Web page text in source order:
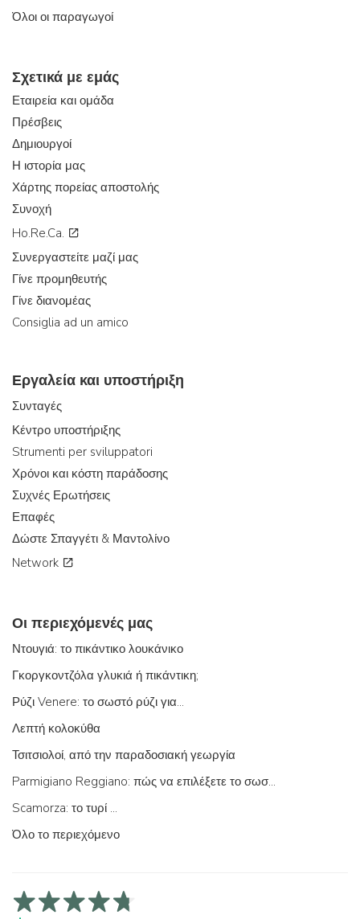
Όλοι οι παραγωγοί
Σχετικά με εμάς
Εταιρεία και ομάδα
Πρέσβεις
Δημιουργοί
Η ιστορία μας
Χάρτης πορείας αποστολής
Συνοχή
Ho.Re.Ca.
Συνεργαστείτε μαζί μας
Γίνε προμηθευτής
Γίνε διανομέας
Consiglia ad un amico
Εργαλεία και υποστήριξη
Συνταγές
Κέντρο υποστήριξης
Strumenti per sviluppatori
Χρόνοι και κόστη παράδοσης
Συχνές Ερωτήσεις
Επαφές
Δώστε Σπαγγέτι & Μαντολίνο
Network
Οι περιεχόμενές μας
Ντουγιά: το πικάντικο λουκάνικο
Γκοργκοντζόλα γλυκιά ή πικάντικη;
Ρύζι Venere: το σωστό ρύζι για...
Λεπτή κολοκύθα
Τσιτσιολοί, από την παραδοσιακή γεωργία
Parmigiano Reggiano: πώς να επιλέξετε το σωστό
Scamorza: το τυρί ...
Όλο το περιεχόμενο